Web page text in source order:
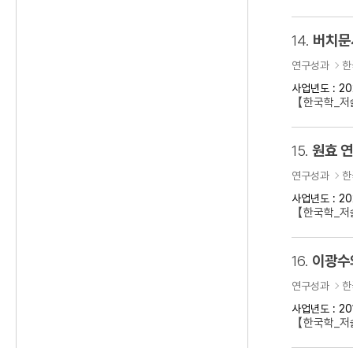
14. 버치
연구성과
사업년도 :
【한국학_
15. 원효
연구성과
사업년도 :
【한국학_
16. 이광
연구성과
사업년도 :
【한국학_